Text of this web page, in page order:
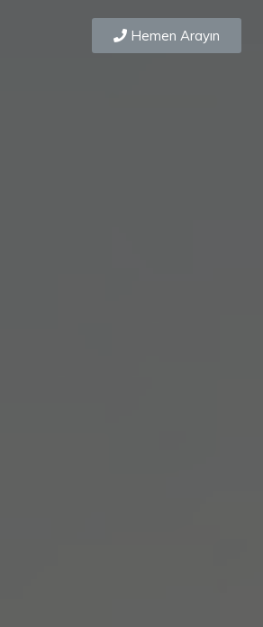
Hemen Arayın